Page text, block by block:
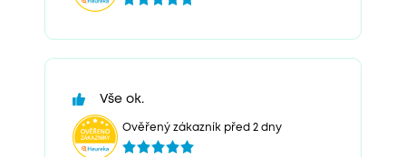
Vše ok.
Ověřený zákazník před 2 dny